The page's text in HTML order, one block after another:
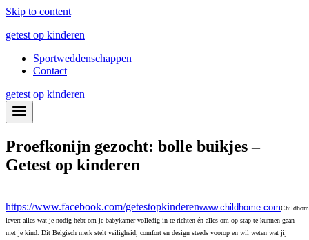
Skip to content
getest op kinderen
Sportweddenschappen
Contact
getest op kinderen
Proefkonijn gezocht: bolle buikjes –
Getest op kinderen
https://www.facebook.com/getestopkinderenwww.childhome.com
levert alles wat je nodig hebt om je babykamer volledig in te richten én alles om op stap te kunnen gaan
met je kind. Dit Belgisch merk stelt veiligheid, comfort en design steeds voorop en wil weten wat jij